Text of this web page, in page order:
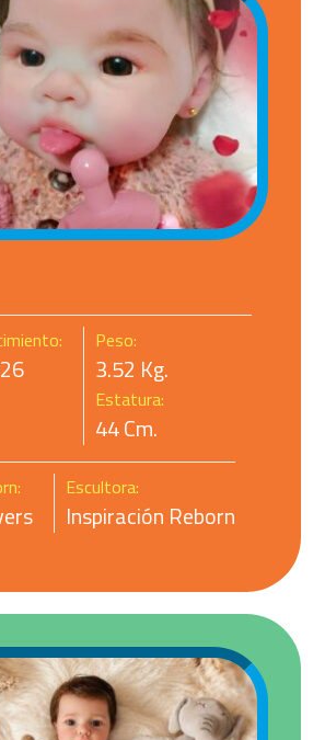
Peso:
3.52 Kg.
Estatura:
44Cm.
Escultora:
Inspiración Reborn